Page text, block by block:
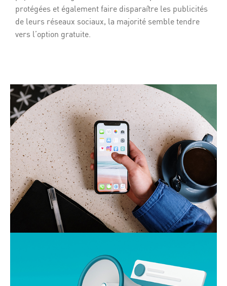
protégées et également faire disparaître les publicités
de leurs réseaux sociaux, la majorité semble tendre
vers l’option gratuite.